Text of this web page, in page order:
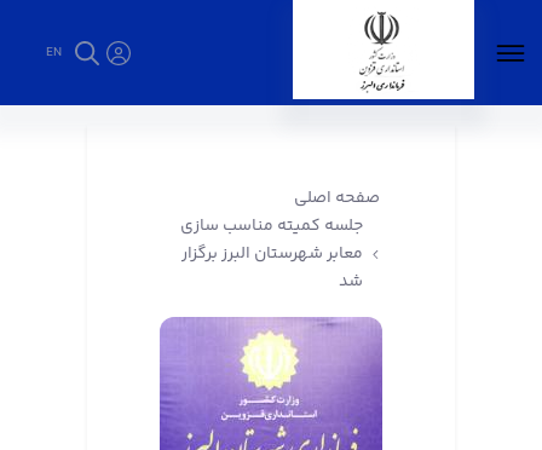
EN
صفحه اصلی
جلسه کمیته مناسب سازی
معابر شهرستان البرز برگزار
شد